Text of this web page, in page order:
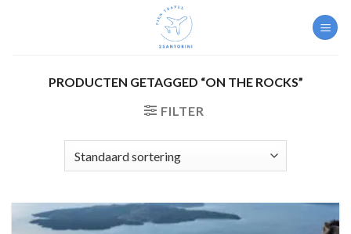
PRODUCTEN GETAGGED “ON THE ROCKS”
FILTER